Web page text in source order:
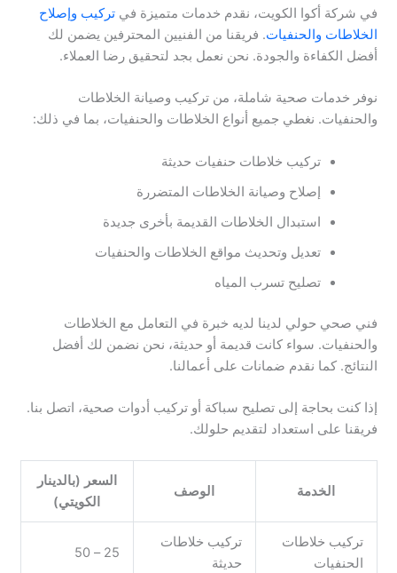
في شركة أكوا الكويت، نقدم خدمات متميزة فيتركيب وإصلاح
الخلاطات والحنفيات. فريقنا من الفنيين المحترفين يضمن لك
أفضل الكفاءة والجودة. نحن نعمل بجد لتحقيق رضا العملاء.
نوفر خدمات صحية شاملة، من تركيب وصيانة الخلاطات
والحنفيات. نغطي جميع أنواع الخلاطات والحنفيات، بما في ذلك:
تركيب خلاطات حنفيات حديثة
إصلاح وصيانة الخلاطات المتضررة
استبدال الخلاطات القديمة بأخرى جديدة
تعديل وتحديث مواقع الخلاطات والحنفيات
تصليح تسرب المياه
فني صحي حولي لدينا لديه خبرة في التعامل مع الخلاطات
والحنفيات. سواء كانت قديمة أو حديثة، نحن نضمن لك أفضل
النتائج. كما نقدم ضمانات على أعمالنا.
إذا كنت بحاجة إلى تصليح سباكة أو تركيب أدوات صحية، اتصل بنا.
فريقنا على استعداد لتقديم حلولك.
الخدمة الوصف
السعر (بالدينار
الكويتي)
تركيب خلاطات
الحنفيات
تركيب خلاطات
حديثة
25 – 50